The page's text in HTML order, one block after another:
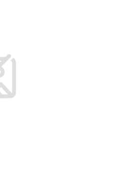
podmienky,
sledovať aj ďalšie